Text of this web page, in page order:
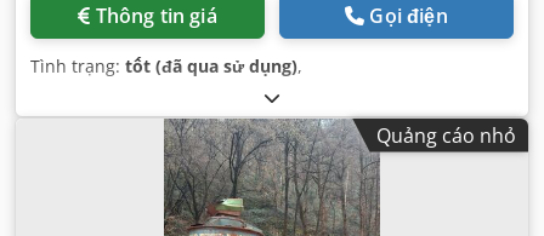
Thông tin giá Gọi điện
Tình trạng: tốt (đã qua sử dụng),
Quảng cáo nhỏ